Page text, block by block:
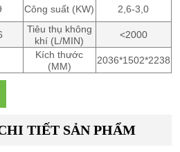
Công suất (KW)
2,6-3,0
Tiêu thụ không
khí (L/MIN)
<2000
Kích thước
(MM)
2036*1502*2238
TIẾT SẢN PHẨM